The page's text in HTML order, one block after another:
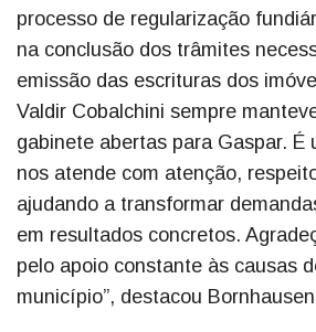
processo de regularização
na conclusão dos trâmites
emissão das escrituras dos
Valdir Cobalchini sempre
gabinete abertas para Gaspar. É
nos atende com atenção,
ajudando a transformar
em resultados concretos.
pelo apoio constante às causas
município”, destacou